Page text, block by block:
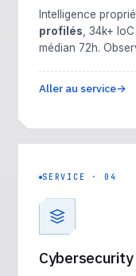
Intelligence
profilés, 34k+
médian 72h.
Aller au service
SERVICE · 04